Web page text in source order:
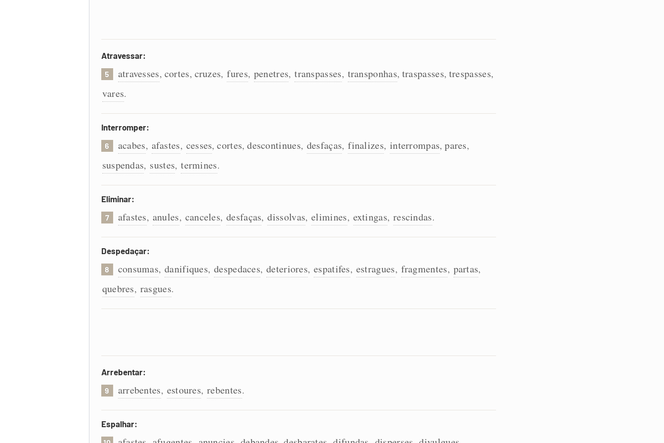
Atravessar:
5 atravesses, cortes, cruzes, fures, penetres, transpasses, transponhas, traspasses, trespasses,
vares.
Interromper:
6 acabes, afastes, cesses,cortes,descontinues, desfaças, finalizes, interrompas,pares,
suspendas, sustes, termines.
Eliminar:
7 afastes, anules, canceles, desfaças, dissolvas, elimines, extingas, rescindas.
Despedaçar:
8 consumas, danifiques, despedaces, deteriores, espatifes, estragues, fragmentes, partas,
quebres, rasgues.
Arrebentar:
9 arrebentes, estoures, rebentes.
Espalhar: